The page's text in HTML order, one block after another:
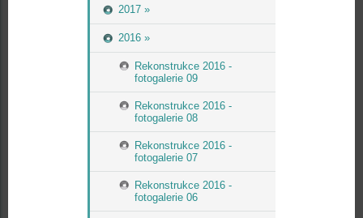
2017 »
2016 »
Rekonstrukce 2016 -
fotogalerie 09
Rekonstrukce 2016 -
fotogalerie 08
Rekonstrukce 2016 -
fotogalerie 07
Rekonstrukce 2016 -
fotogalerie 06